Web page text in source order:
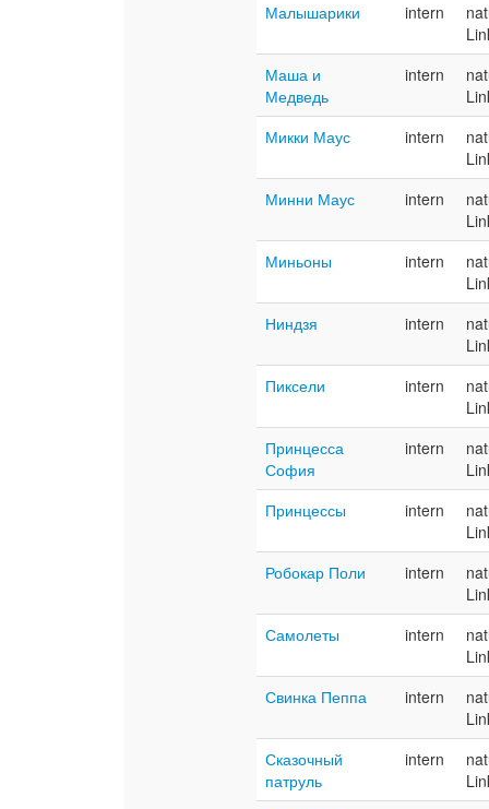
Малышарики
intern
Маша и
Медведь
intern
Микки Маус
intern
Минни Маус
intern
Миньоны
intern
Ниндзя
intern
Пиксели
intern
Принцесса
София
intern
Принцессы
intern
Робокар Поли
intern
Самолеты
intern
Свинка Пеппа
intern
Сказочный
патруль
intern